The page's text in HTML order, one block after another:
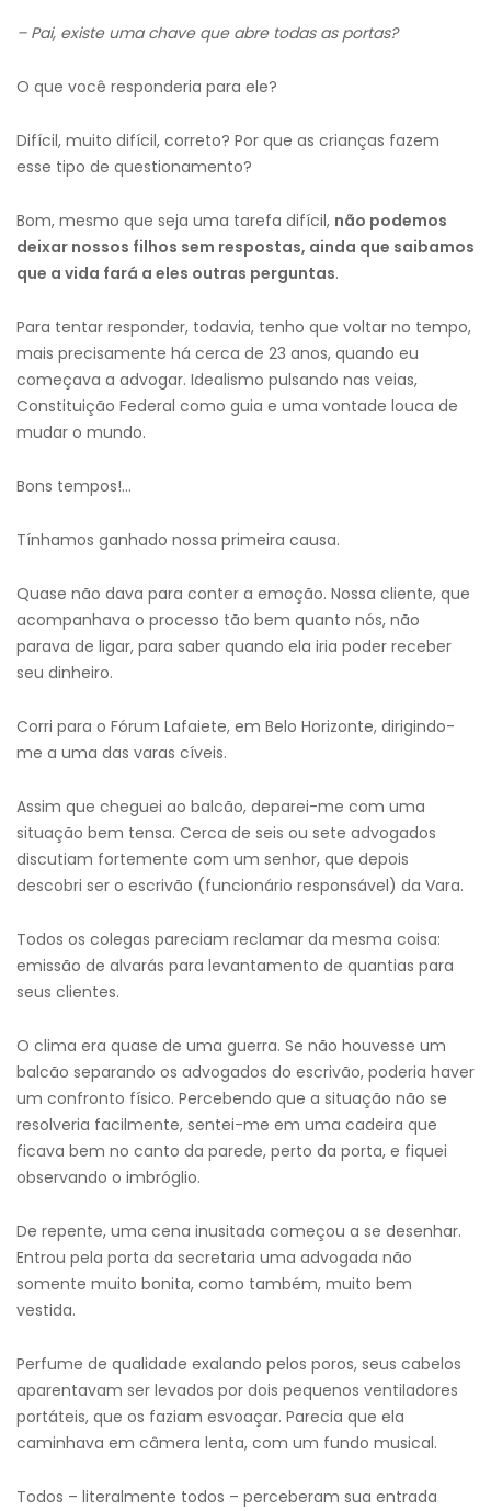
– Pai, existe uma chave que abre todas as portas?
O que você responderia para ele?
Difícil, muito difícil, correto? Por que as crianças fazem
esse tipo de questionamento?
Bom, mesmo que seja uma tarefa difícil, não podemos
deixar nossos filhos sem respostas, ainda que saibamos
que a vida fará a eles outras perguntas.
Para tentar responder, todavia, tenho que voltar no tempo,
mais precisamente há cerca de 23 anos, quando eu
começava a advogar. Idealismo pulsando nas veias,
Constituição Federal como guia e uma vontade louca de
mudar o mundo.
Bons tempos!…
Tínhamos ganhado nossa primeira causa.
Quase não dava para conter a emoção. Nossa cliente, que
acompanhava o processo tão bem quanto nós, não
parava de ligar, para saber quando ela iria poder receber
seu dinheiro.
Corri para o Fórum Lafaiete, em Belo Horizonte, dirigindo-
me a uma das varas cíveis.
Assim que cheguei ao balcão, deparei-me com uma
situação bem tensa. Cerca de seis ou sete advogados
discutiam fortemente com um senhor, que depois
descobri ser o escrivão (funcionário responsável) da Vara.
Todos os colegas pareciam reclamar da mesma coisa:
emissão de alvarás para levantamento de quantias para
seus clientes.
O clima era quase de uma guerra. Se não houvesse um
balcão separando os advogados do escrivão, poderia haver
um confronto físico. Percebendo que a situação não se
resolveria facilmente, sentei-me em uma cadeira que
ficava bem no canto da parede, perto da porta, e fiquei
observando o imbróglio.
De repente, uma cena inusitada começou a se desenhar.
Entrou pela porta da secretaria uma advogada não
somente muito bonita, como também, muito bem
vestida.
Perfume de qualidade exalando pelos poros, seus cabelos
aparentavam ser levados por dois pequenos ventiladores
portáteis, que os faziam esvoaçar. Parecia que ela
caminhava em câmera lenta, com um fundo musical.
Todos – literalmente todos – perceberam sua entrada